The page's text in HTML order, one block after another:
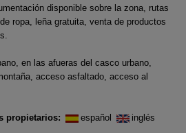
disponible sobre la zona, rutas
ropa, leña gratuita, venta de productos
en las afueras del casco urbano,
acceso asfaltado, acceso al
propietarios: español inglés